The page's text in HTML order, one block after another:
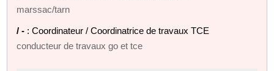
marssac/tarn
/ - : Coordinateur / Coordinatrice de travaux TCE
conducteur de travaux go et tce